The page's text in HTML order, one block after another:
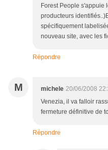
Forest People s'appuie
producteurs
spécifiquement
nouveau site, avec les
Répondre
M michele 20/06/2008
Venezia, il va falloir
fermeture définitive de
Répondre